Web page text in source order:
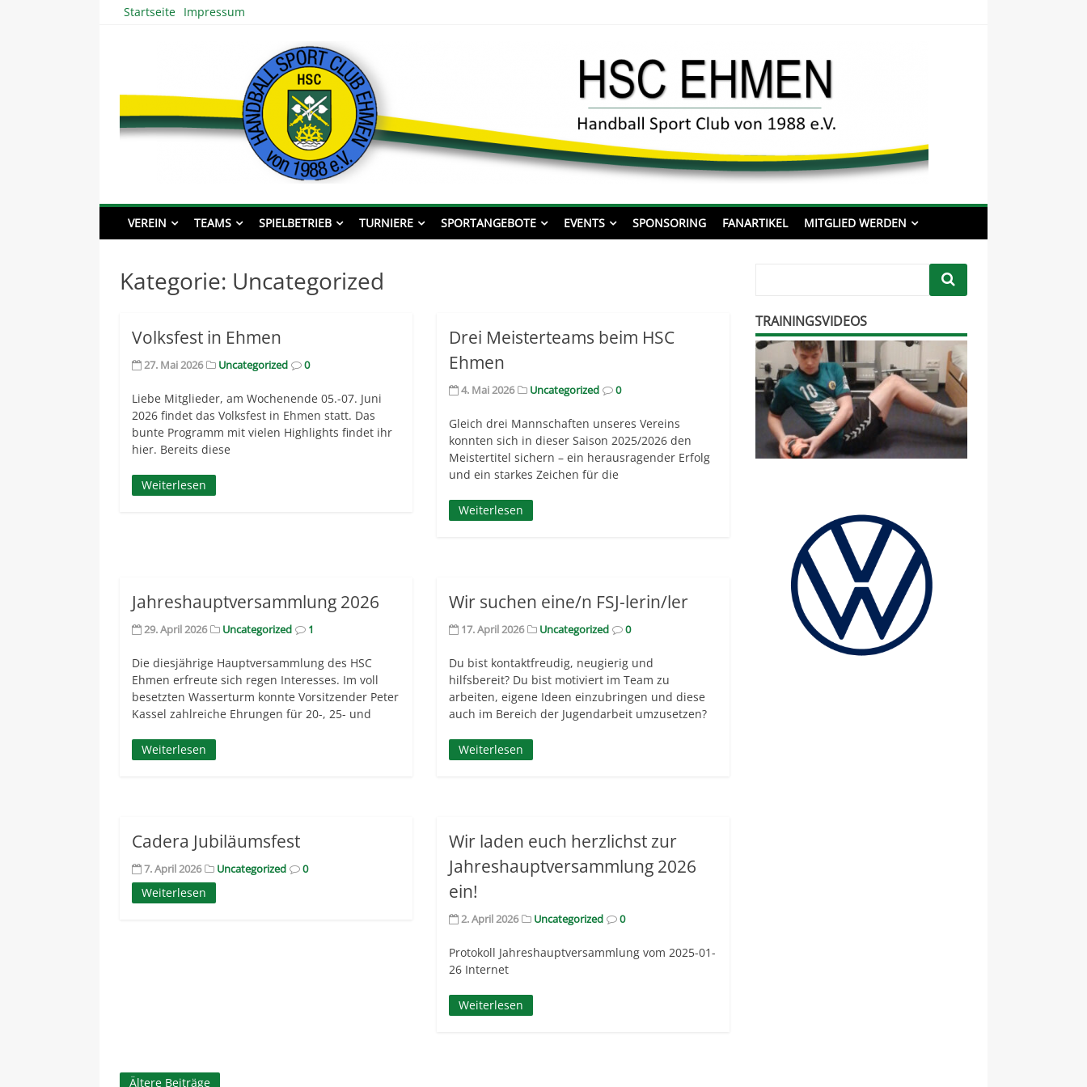
Startseite Impressum
HSC EHMEN – Handball Sport Club Ehmen von 1988 e.V.
VEREIN TEAMS SPIELBETRIEB TURNIERE SPORTANGEBOTE EVENTS SPONSORING FANARTIKEL MITGLIED WERDEN
Kategorie: Uncategorized
Volksfest in Ehmen
27. Mai 2026 Uncategorized 0
Liebe Mitglieder, am Wochenende 05.-07. Juni
2026 findet das Volksfest in Ehmen statt. Das
bunte Programm mit vielen Highlights findet ihr
hier. Bereits diese
Weiterlesen
Drei Meisterteams beim HSC
Ehmen
4. Mai 2026 Uncategorized 0
Gleich drei Mannschaften unseres Vereins
konnten sich in dieser Saison 2025/2026 den
Meistertitel sichern – ein herausragender Erfolg
und ein starkes Zeichen für die
Weiterlesen
Jahreshauptversammlung 2026
29. April 2026 Uncategorized 1
Die diesjährige Hauptversammlung des HSC
Ehmen erfreute sich regen Interesses. Im voll
besetzten Wasserturm konnte Vorsitzender Peter
Kassel zahlreiche Ehrungen für 20-, 25- und
Weiterlesen
Wir suchen eine/n FSJ-lerin/ler
17. April 2026 Uncategorized 0
Du bist kontaktfreudig, neugierig und
hilfsbereit? Du bist motiviert im Team zu
arbeiten, eigene Ideen einzubringen und diese
auch im Bereich der Jugendarbeit umzusetzen?
Weiterlesen
Cadera Jubiläumsfest
7. April 2026 Uncategorized 0
Weiterlesen
Wir laden euch herzlichst zur
Jahreshauptversammlung 2026
ein!
2. April 2026 Uncategorized 0
Protokoll Jahreshauptversammlung vom 2025-01-
26 Internet
Weiterlesen
Ältere Beiträge
TRAININGSVIDEOS